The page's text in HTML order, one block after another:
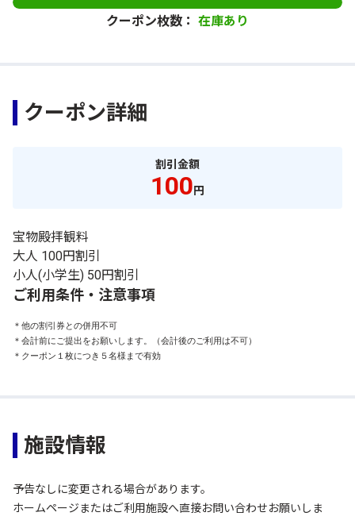
クーポン枚数： 在庫あり
クーポン詳細
割引金額
100円
宝物殿拝観料
大人 100円割引
小人(小学生) 50円割引
ご利用条件・注意事項
＊他の割引券との併用不可
＊会計前にご提出をお願いします。（会計後のご利用は不可）
＊クーポン１枚につき５名様まで有効
施設情報
予告なしに変更される場合があります。
ホームページまたはご利用施設へ直接お問い合わせお願いしま